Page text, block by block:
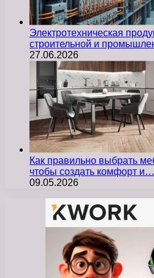
Электротехническая
строительной и
27.06.2026
Как правильно выбрать
чтобы создать комфорт и…
09.05.2026